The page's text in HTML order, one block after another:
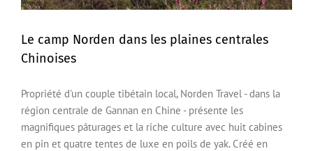
Le camp Norden dans les plaines centrales
Chinoises
Propriété d'un couple tibétain local, Norden Travel - dans la
région centrale de Gannan en Chine - présente les
magnifiques pâturages et la riche culture avec huit cabines
en pin et quatre tentes de luxe en poils de yak. Créé en